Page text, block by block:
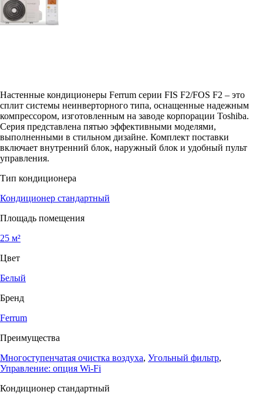
Настенные кондиционеры Ferrum серии FIS F2/FOS F2 – это
сплит системы неинверторного типа, оснащенные надежным
компрессором, изготовленным на заводе корпорации Toshiba.
Серия представлена пятью эффективными моделями,
выполненными в стильном дизайне. Комплект поставки
включает внутренний блок, наружный блок и удобный пульт
управления.
Тип кондиционера
Кондиционер стандартный
Площадь помещения
25 м²
Цвет
Белый
Бренд
Ferrum
Преимущества
Многоступенчатая очистка воздуха, Угольный фильтр,
Управление: опция Wi-Fi
Кондиционер стандартный